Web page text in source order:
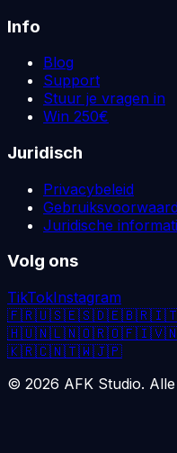
Info
Blog
Support
Stuur je vragen in
Win 250€
Juridisch
Privacybeleid
Juridische
Volg ons
TikTokInstagram
🇫🇷🇺🇸🇪🇸🇩🇪🇧🇷
🇭🇺🇳🇱🇳🇴🇷🇴🇫🇮
🇰🇷🇨🇳🇹🇼🇯🇵
© 2026 AFK Studio.